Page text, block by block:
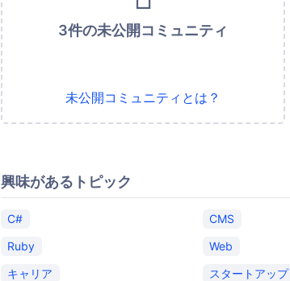
3件の未公開コミュニティ
未公開コミュニティとは？
興味があるトピック
C# CMS
Ruby
Web
キャリア
スタートアップ